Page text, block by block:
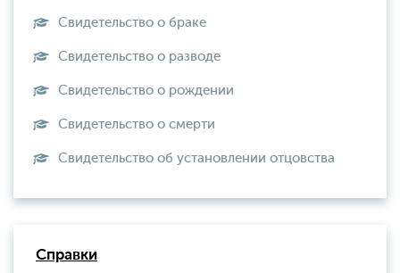
Свидетельство о браке
Свидетельство о разводе
Свидетельство о рождении
Свидетельство о смерти
Свидетельство об установлении отцовства
Справки